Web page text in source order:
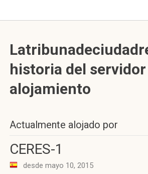
historia del servidor
alojamiento
Actualmente alojado por
CERES-1
desde mayo 10, 2015